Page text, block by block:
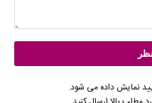
نمایش داده می شود.